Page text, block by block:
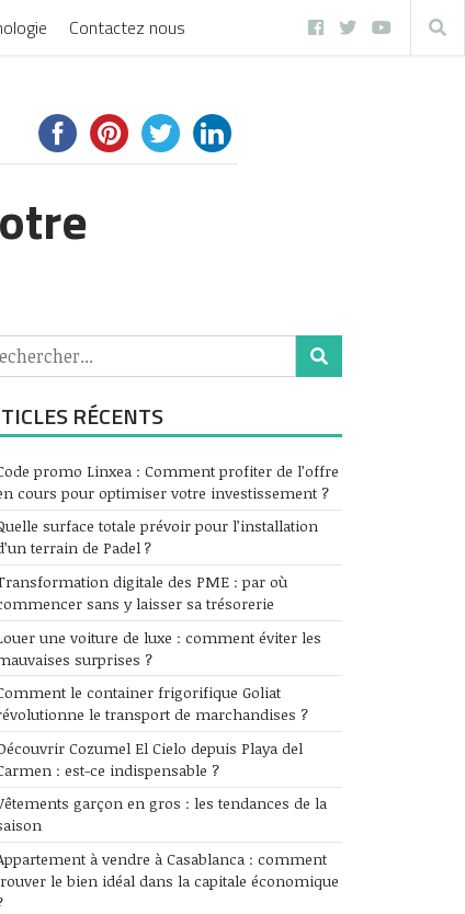
Contactez nous
RÉCENTS
promo Linxea : Comment profiter de l’offre
cours pour optimiser votre investissement ?
surface totale prévoir pour l’installation
terrain de Padel ?
digitale des PME : par où
sans y laisser sa trésorerie
une voiture de luxe : comment éviter les
surprises ?
le container frigorifique Goliat
le transport de marchandises ?
Cozumel El Cielo depuis Playa del
: est-ce indispensable ?
garçon en gros : les tendances de la
à vendre à Casablanca : comment
le bien idéal dans la capitale économique